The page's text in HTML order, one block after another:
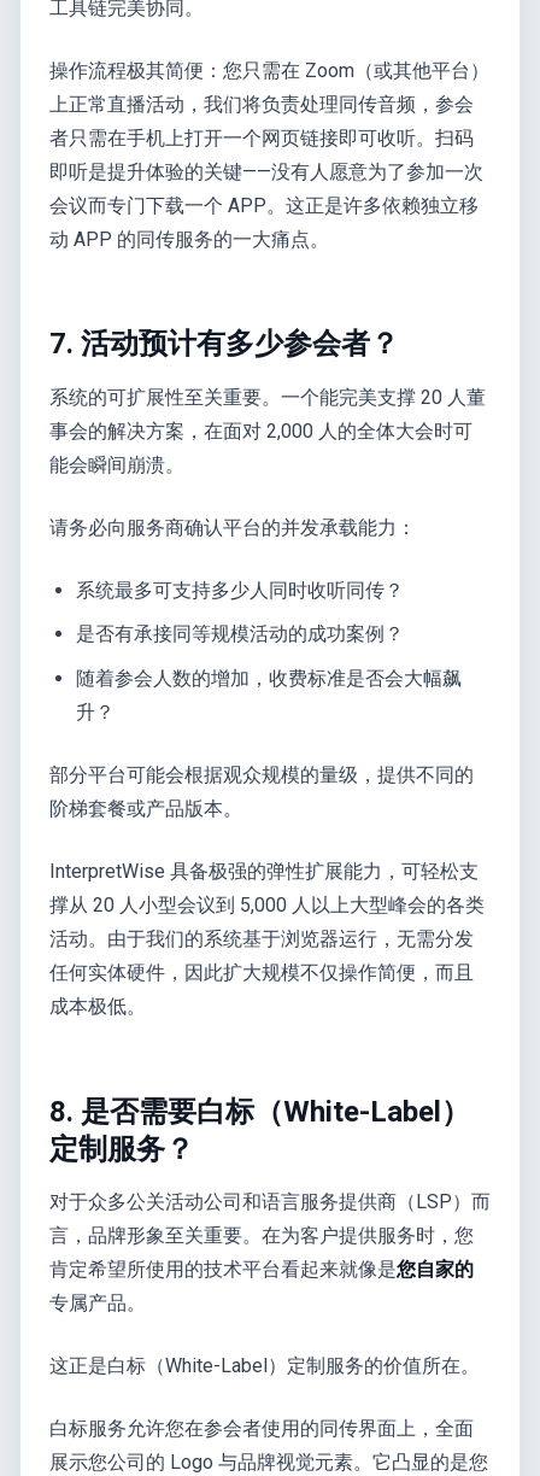
工具链完美协同。
操作流程极其简便：您只需在 Zoom（或其他平台）
上正常直播活动，我们将负责处理同传音频，参会
者只需在手机上打开一个网页链接即可收听。扫码
即听是提升体验的关键——没有人愿意为了参加一次
会议而专门下载一个 APP。这正是许多依赖独立移
动 APP 的同传服务的一大痛点。
7. 活动预计有多少参会者？
系统的可扩展性至关重要。一个能完美支撑 20 人董
事会的解决方案，在面对 2,000 人的全体大会时可
能会瞬间崩溃。
请务必向服务商确认平台的并发承载能力：
系统最多可支持多少人同时收听同传？
是否有承接同等规模活动的成功案例？
随着参会人数的增加，收费标准是否会大幅飙
升？
部分平台可能会根据观众规模的量级，提供不同的
阶梯套餐或产品版本。
InterpretWise 具备极强的弹性扩展能力，可轻松支
撑从 20 人小型会议到 5,000 人以上大型峰会的各类
活动。由于我们的系统基于浏览器运行，无需分发
任何实体硬件，因此扩大规模不仅操作简便，而且
成本极低。
8. 是否需要白标（White-Label）
定制服务？
对于众多公关活动公司和语言服务提供商（LSP）而
言，品牌形象至关重要。在为客户提供服务时，您
肯定希望所使用的技术平台看起来就像是您自家的
专属产品。
这正是白标（White-Label）定制服务的价值所在。
白标服务允许您在参会者使用的同传界面上，全面
展示您公司的 Logo 与品牌视觉元素。它凸显的是您